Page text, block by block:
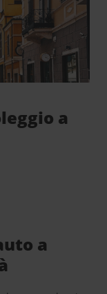
a
a